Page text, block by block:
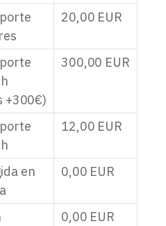
20,00 EUR
+300€)
300,00 EUR
12,00 EUR
en
0,00 EUR
0,00 EUR